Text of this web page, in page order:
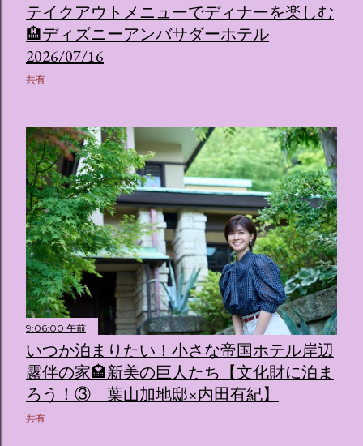
テイクアウトメニューでディナーを楽しむ
🏨ディズニーアンバサダーホテル
2026/07/16
共有
9:06:00 午前
いつか泊まりたい！小さな帝国ホテル岸辺
露伴の家🏩新美の巨人たち【文化財に泊ま
ろう！③ 葉山加地邸×内田有紀】
共有